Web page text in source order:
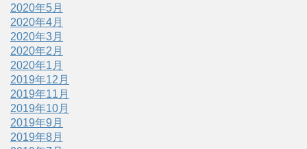
2020年5月
2020年4月
2020年3月
2020年2月
2020年1月
2019年12月
2019年11月
2019年10月
2019年9月
2019年8月